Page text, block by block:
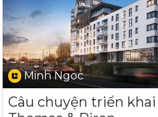
Minh Ngoc
Câu chuyện triển khai